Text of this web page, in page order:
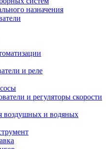
назначения
и реле
и регуляторы скорости
воздушных и водяных